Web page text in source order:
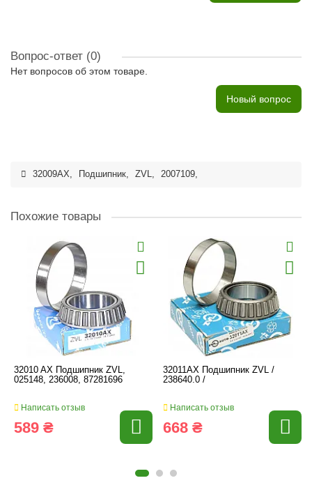
Вопрос-ответ (0)
Нет вопросов об этом товаре.
Новый вопрос
32009AX, Подшипник, ZVL, 2007109,
Похожие товары
32010 AX Подшипник ZVL,
025148, 236008, 87281696
Написать отзыв
589 ₴
32011AX Подшипник ZVL /
238640.0 /
Написать отзыв
668 ₴